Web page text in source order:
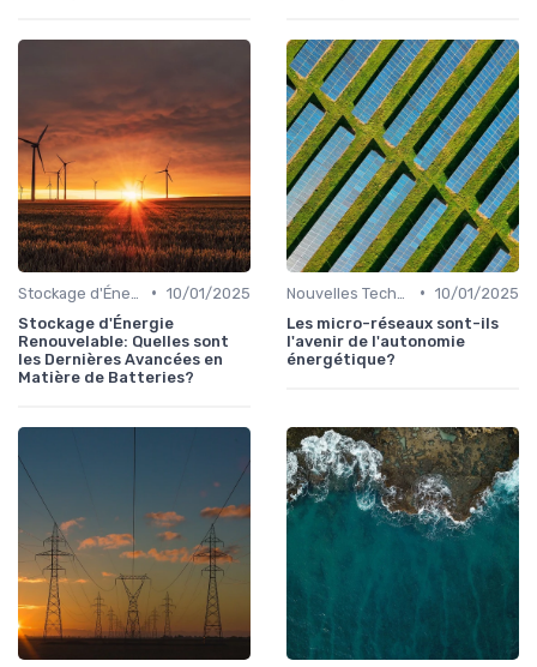
• 10/01/2025
Stockage d'Énergie
Renouvelable: Quelles sont
les Dernières Avancées en
Matière de Batteries?
• 10/01/2025
Les micro-réseaux sont-ils
l'avenir de l'autonomie
énergétique?